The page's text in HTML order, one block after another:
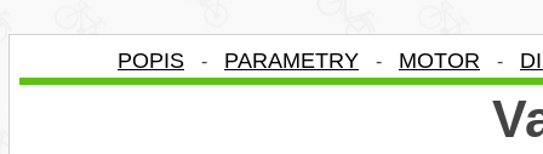
POPIS - PARAMETRY - MOTOR -